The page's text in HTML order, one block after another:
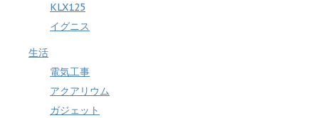
KLX125
イグニス
生活
電気工事
アクアリウム
ガジェット